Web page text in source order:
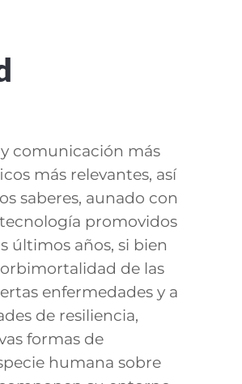
comunicación más
más relevantes, así
saberes, aunado con
promovidos
últimos años, si bien
de las
enfermedades y a
de resiliencia,
formas de
humana sobre